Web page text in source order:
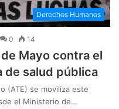
Derechos Humanos
0 14
Mayo contra el
de salud pública
(ATE) se moviliza este
el Ministerio de…